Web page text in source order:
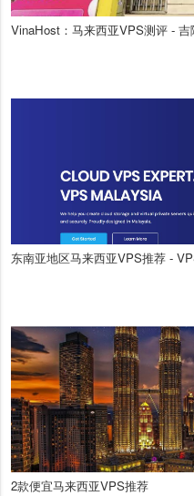
VinaHost：马来西亚VPS测评 -
东南亚地区马来西亚VPS推荐 -
2款便宜马来西亚VPS推荐